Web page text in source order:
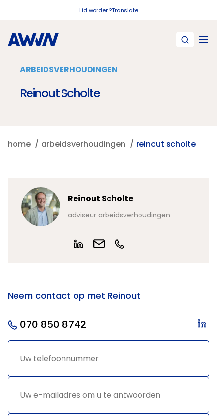
Lid worden?Translate
ARBEIDSVERHOUDINGEN
Reinout Scholte
home arbeidsverhoudingen reinout scholte
Reinout Scholte
adviseur arbeidsverhoudingen
Neem contact op met Reinout
070 850 8742
Uw *
Uw e-
om u te
antwoorden
*